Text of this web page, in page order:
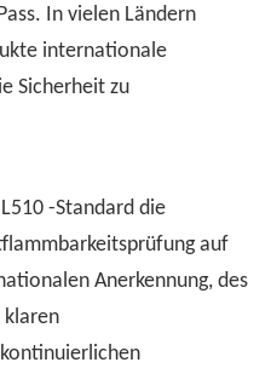
In vielen Ländern
internationale
Sicherheit zu
-Standard die
auf
Anerkennung, des
klaren